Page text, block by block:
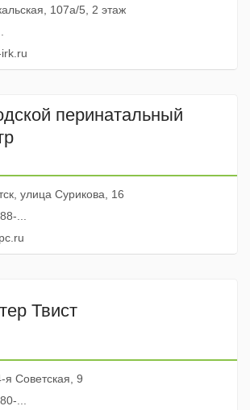
107а/5, 2 этаж
перинатальный
улица Сурикова, 16
...
Твист
я Советская, 9
...